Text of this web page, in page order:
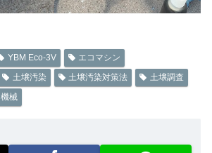
YBM Eco-3V
エコマシン
土壌汚染 土壌汚染対策法
土壌調査
機械